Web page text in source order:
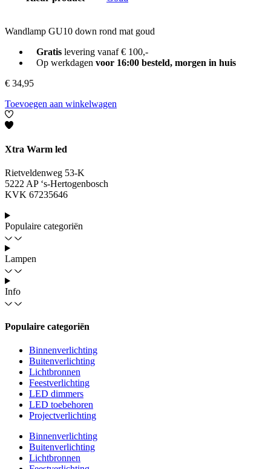
Wandlamp GU10 down rond mat goud
Gratislevering vanaf € 100,-
Op werkdagen voor 16:00 besteld, morgen in huis
€ 34,95
Toevoegen aan winkelwagen
Xtra Warm led
Rietveldenweg 53-K
5222 AP ‘s-Hertogenbosch
KVK 67235646
Populaire categoriën
Lampen
Info
Populaire categoriën
Binnenverlichting
Buitenverlichting
Lichtbronnen
Feestverlichting
LED dimmers
LED toebehoren
Projectverlichting
Binnenverlichting
Buitenverlichting
Lichtbronnen